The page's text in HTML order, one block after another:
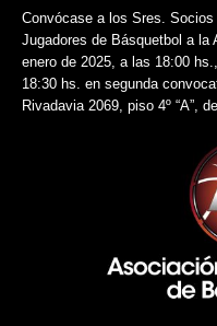
Convócase a los Sres.
Jugadores de Básquetbol a la
enero de 2025, a las 18:00
18:30 hs. en segunda
Rivadavia 2069, piso 4º “A”,